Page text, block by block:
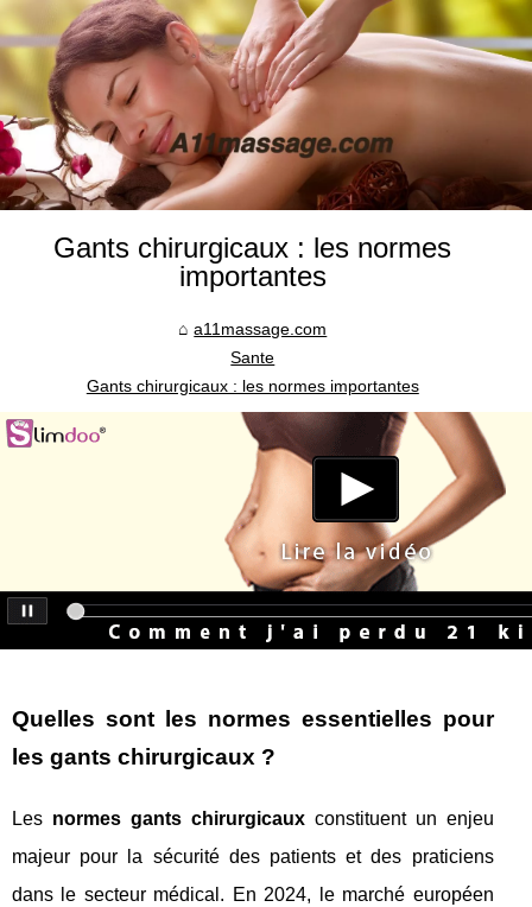
Gants chirurgicaux : les normes
importantes
a11massage.com
Sante
Gants chirurgicaux : les normes importantes
Quelles sont les normes essentielles pour
les gants chirurgicaux ?
Les normes gants chirurgicauxconstituent un enjeu
majeur pour la sécurité des patients et des praticiens
dans le secteur médical. En 2024, le marché européen